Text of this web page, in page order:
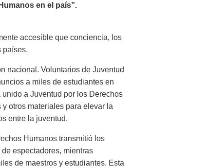
en el país”.
accesible que conciencia, los
países.
nacional. Voluntarios de Juventud
a miles de estudiantes en
a Juventud por los Derechos
otros materiales para elevar la
entre la juventud.
Humanos transmitió los
espectadores, mientras
de maestros y estudiantes. Esta